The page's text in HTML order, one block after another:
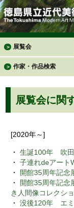
＞ 展覧会
＞ 作家・作品検索
展覧会に関
[2020年～]
・生誕100年 吹田
・子連れdeアート
・
開館35周年記
・
開館35周年記
き人間像コレクシ
・没後120年 エミ